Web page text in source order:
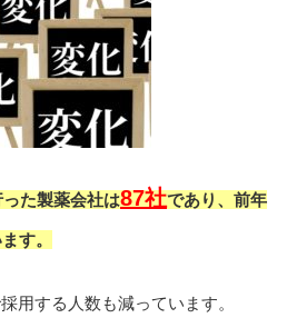
た製薬会社は87社であり、 前年
す。
用する人数も減っています。